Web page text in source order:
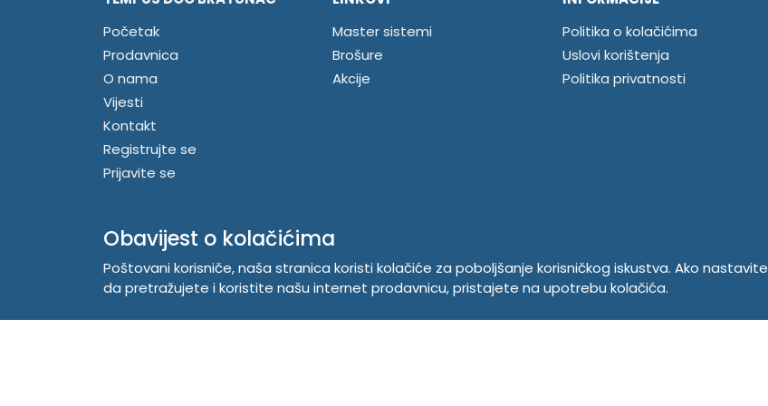
Početak
Prodavnica
O nama
Vijesti
Kontakt
Registrujte se
Prijavite se
Master sistemi
Brošure
Akcije
Politika o kolačićima
Uslovi korištenja
Politika privatnosti
Obavijest o kolačićima
Poštovani korisniče, naša stranica koristi kolačiće za poboljšanje korisničkog iskustva. Ako nastavite
da pretražujete i koristite našu internet prodavnicu, pristajete na upotrebu kolačića.